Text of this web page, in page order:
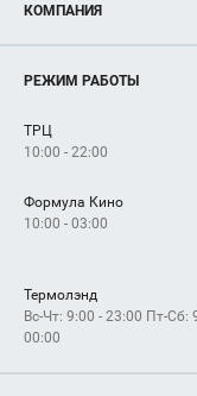
Новости
Магазины
Услуги
КОМПАНИЯ
Рекламодателям
Как добраться
РЕЖИМ РАБОТЫ
ТРЦ
10:00 - 22:00
Формула Кино
10:00 - 03:00
Термолэнд
Вс-Чт: 9:00 - 23:00 Пт-Сб:
00:00